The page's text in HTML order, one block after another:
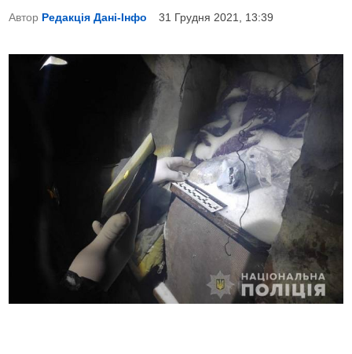
n
Автор Редакція Дані-Інфо 31 Грудня 2021, 13:39